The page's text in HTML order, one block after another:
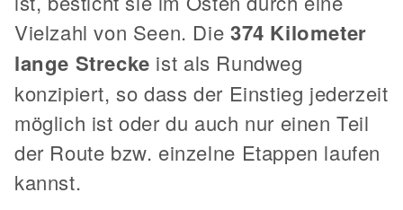
Vielzahl von Seen. Die 374 Kilometer
lange Strecke ist als Rundweg
konzipiert, so dass der Einstieg jederzeit
möglich ist oder du auch nur einen Teil
der Route bzw. einzelne Etappen laufen
kannst.